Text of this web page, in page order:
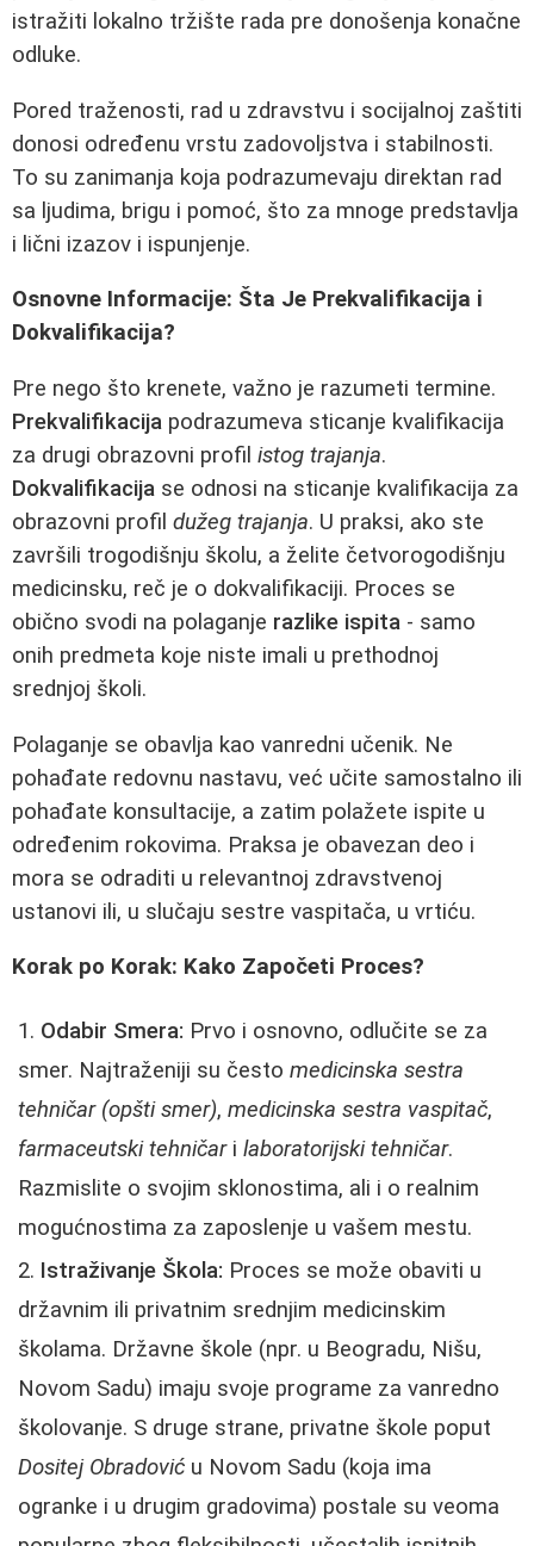
istražiti lokalno tržište rada pre donošenja konačne
odluke.
Pored traženosti, rad u zdravstvu i socijalnoj zaštiti
donosi određenu vrstu zadovoljstva i stabilnosti.
To su zanimanja koja podrazumevaju direktan rad
sa ljudima, brigu i pomoć, što za mnoge predstavlja
i lični izazov i ispunjenje.
Osnovne Informacije: Šta Je Prekvalifikacija i
Dokvalifikacija?
Pre nego što krenete, važno je razumeti termine.
Prekvalifikacija podrazumeva sticanje kvalifikacija
za drugi obrazovni profil istog trajanja.
Dokvalifikacija se odnosi na sticanje kvalifikacija za
obrazovni profil dužeg trajanja. U praksi, ako ste
završili trogodišnju školu, a želite četvorogodišnju
medicinsku, reč je o dokvalifikaciji. Proces se
obično svodi na polaganje razlike ispita - samo
onih predmeta koje niste imali u prethodnoj
srednjoj školi.
Polaganje se obavlja kao vanredni učenik. Ne
pohađate redovnu nastavu, već učite samostalno ili
pohađate konsultacije, a zatim polažete ispite u
određenim rokovima. Praksa je obavezan deo i
mora se odraditi u relevantnoj zdravstvenoj
ustanovi ili, u slučaju sestre vaspitača, u vrtiću.
Korak po Korak: Kako Započeti Proces?
Odabir Smera: Prvo i osnovno, odlučite se za
smer. Najtraženiji su često medicinska sestra
tehničar (opšti smer), medicinska sestra vaspitač,
farmaceutski tehničari laboratorijski tehničar.
Razmislite o svojim sklonostima, ali i o realnim
mogućnostima za zaposlenje u vašem mestu.
Istraživanje Škola: Proces se može obaviti u
državnim ili privatnim srednjim medicinskim
školama. Državne škole (npr. u Beogradu, Nišu,
Novom Sadu) imaju svoje programe za vanredno
školovanje. S druge strane, privatne škole poput
Dositej Obradović u Novom Sadu (koja ima
ogranke i u drugim gradovima) postale su veoma